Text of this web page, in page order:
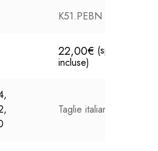
K51.PEBN
22,00€ (spese di
incluse)
Taglie italiane